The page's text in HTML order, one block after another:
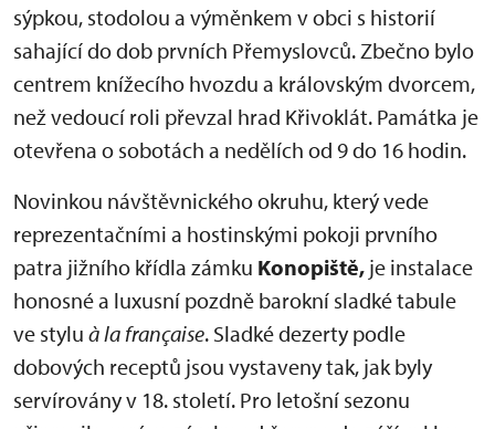
sýpkou, stodolou a výměnkem v obci s historií
sahající do dob prvních Přemyslovců. Zbečno bylo
centrem knížecího hvozdu a královským dvorcem,
než vedoucí roli převzal hrad Křivoklát. Památka je
otevřena o sobotách a nedělích od 9 do 16 hodin.
Novinkou návštěvnického okruhu, který vede
reprezentačními a hostinskými pokoji prvního
patra jižního křídla zámku Konopiště, je instalace
honosné a luxusní pozdně barokní sladké tabule
ve stylu à la française. Sladké dezerty podle
dobových receptů jsou vystaveny tak, jak byly
servírovány v 18. století. Pro letošní sezonu